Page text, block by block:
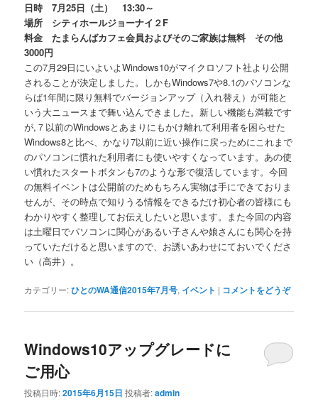
日時 7月25日（土） 13:30～
場所 シティホールジョーナイ２F
料金 たまらんばカフェ会員およびそのご家族は無料 その他
3000円
この7月29日にいよいよWindows10がマイクロソフト社より公開
されることが決定しました。しかもWindows7や8.1のパソコンな
らば1年間に限り無料でバージョンアップ（入れ替え）が可能と
いう大ニュースまで舞い込んできました。新しい機能も満載です
が,７以前のWindowsとあまりにもかけ離れて利用者を困らせた
Windows8と比べ、かなり7以前に近い操作に戻っためにこれまで
のパソコンに慣れた利用者にも使いやすくなっています。あの使
い慣れたスタートボタンも7のような形で復活しています。今回
の無料イベントは公開前のためもちろん実物は手にできておりま
せんが、その時点で知りうる情報をできるだけ初心者の皆様にも
わかりやすく整理してお伝えしたいと思います。また今回の内容
は土曜日でパソコンに関心があるい子さんや娘さんにも関心を持
っていただけると思いますので、お誘いあわせにておいでくださ
い（高井）。
カテゴリー:ひとのWA通信2015年7月号, イベント | コメントをどうぞ
Windows10アップグレードに
ご用心
投稿日時:2015年6月15日 投稿者:admin